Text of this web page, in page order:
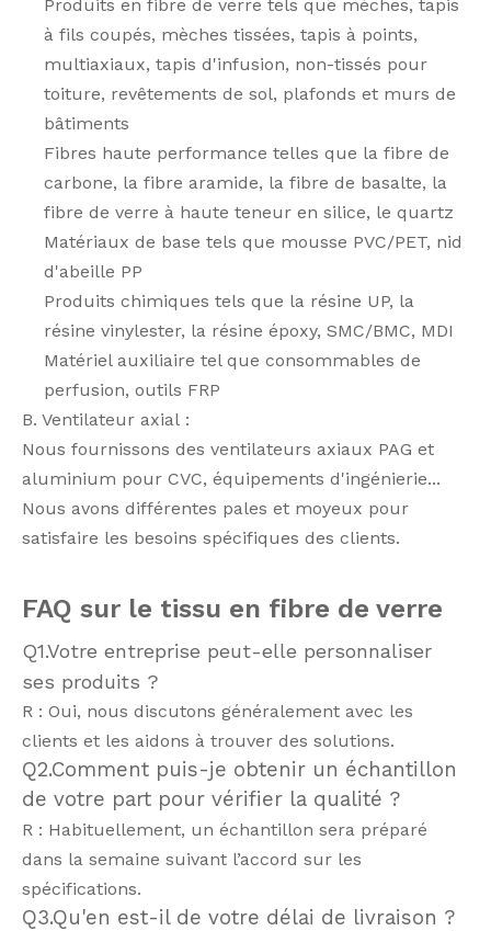
Produits en fibre de verre tels que mèches, tapis
à fils coupés, mèches tissées, tapis à points,
multiaxiaux, tapis d'infusion, non-tissés pour
toiture, revêtements de sol, plafonds et murs de
bâtiments
Fibres haute performance telles que la fibre de
carbone, la fibre aramide, la fibre de basalte, la
fibre de verre à haute teneur en silice, le quartz
Matériaux de base tels que mousse PVC/PET, nid
d'abeille PP
Produits chimiques tels que la résine UP, la
résine vinylester, la résine époxy, SMC/BMC, MDI
Matériel auxiliaire tel que consommables de
perfusion, outils FRP
B. Ventilateur axial :
Nous fournissons des ventilateurs axiaux PAG et
aluminium pour CVC, équipements d'ingénierie...
Nous avons différentes pales et moyeux pour
satisfaire les besoins spécifiques des clients.
FAQ sur le tissu en fibre de verre
Q1.Votre entreprise peut-elle personnaliser
ses produits ?
R : Oui, nous discutons généralement avec les
clients et les aidons à trouver des solutions.
Q2.Comment puis-je obtenir un échantillon
de votre part pour vérifier la qualité ?
R : Habituellement, un échantillon sera préparé
dans la semaine suivant l’accord sur les
spécifications.
Q3.Qu'en est-il de votre délai de livraison ?